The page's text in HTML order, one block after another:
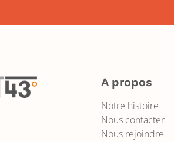
A propos
Notre histoire
Nous contacter
Nous rejoindre